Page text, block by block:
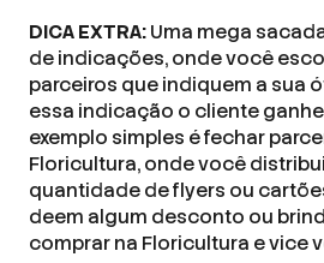
DICA EXTRA:Uma mega
de indicações, onde você
parceiros que indiquem a sua
essa indicação o cliente
exemplo simples é fechar
Floricultura, onde você
quantidade de flyers ou
deem algum desconto ou
comprar na Floricultura e vice